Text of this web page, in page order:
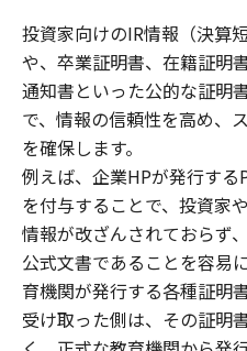
投資家向けのIR情報（決算
や、卒業証明書、在籍証明
通知書といった公的な証明
で、情報の信頼性を高め、
を確保します。
例えば、企業HPが発行する
を付与することで、投資家
情報が改ざんされておらず
公式文書であることを容易
育機関が発行する各種証明
受け取った側は、その証明